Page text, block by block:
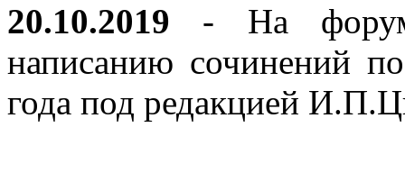
20.10.2019 - На
написанию сочинений
года под редакцией